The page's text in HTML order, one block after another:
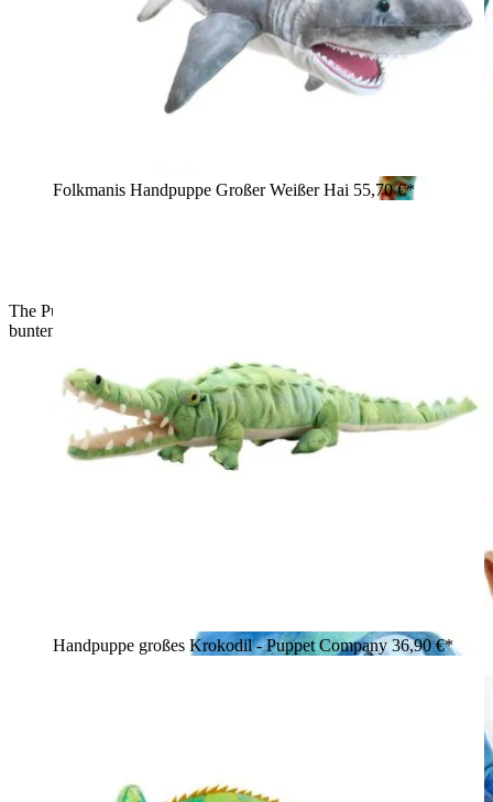
The Puppet Company Handpuppe Krake, Unteransicht mit
bunten Saugnäpfen an allen acht Tentakeln
Folkmanis Handpuppe Großer Weißer Hai 55,70 €*
Handpuppe großes Krokodil - Puppet Company 36,90 €*